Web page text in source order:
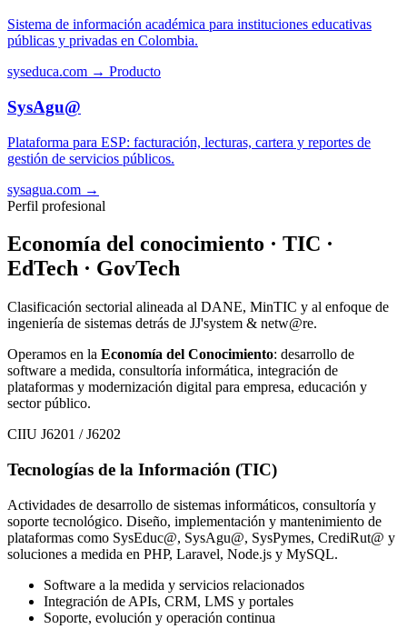
Sistema de información académica para instituciones educativas
públicas y privadas en Colombia.
syseduca.com → Producto
SysAgu@
Plataforma para ESP: facturación, lecturas, cartera y reportes de
gestión de servicios públicos.
sysagua.com →
Perfil profesional
Economía del conocimiento · TIC ·
EdTech · GovTech
Clasificación sectorial alineada al DANE, MinTIC y al enfoque de
ingeniería de sistemas detrás de JJ'system & netw@re.
Operamos en la Economía del Conocimiento: desarrollo de
software a medida, consultoría informática, integración de
plataformas y modernización digital para empresa, educación y
sector público.
CIIU J6201 / J6202
Tecnologías de la Información (TIC)
Actividades de desarrollo de sistemas informáticos, consultoría y
soporte tecnológico. Diseño, implementación y mantenimiento de
plataformas como SysEduc@, SysAgu@, SysPymes, CrediRut@ y
soluciones a medida en PHP, Laravel, Node.js y MySQL.
Software a la medida y servicios relacionados
Integración de APIs, CRM, LMS y portales
Soporte, evolución y operación continua